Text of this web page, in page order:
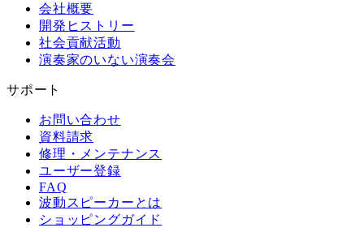
会社概要
開発ヒストリー
社会貢献活動
演奏家のいない演奏会
サポート
お問い合わせ
資料請求
修理・メンテナンス
ユーザー登録
FAQ
波動スピーカーとは
ショッピングガイド